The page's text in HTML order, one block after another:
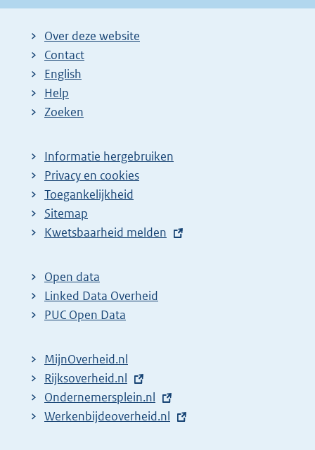
Over deze website
Contact
English
Help
Zoeken
Informatie hergebruiken
Privacy en cookies
Toegankelijkheid
Sitemap
E
t
e
r
l
i
n
k
Kwetsbaarheid melden
Open data
Linked Data Overheid
PUC Open Data
MijnOverheid.nl
E
x
t
Rijksoverheid.nl
E
x
Ondernemersplein.nl
E
Werkenbijdeoverheid.nl